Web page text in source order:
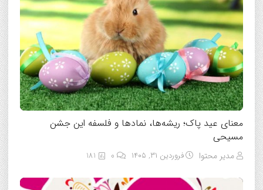
معنای عید پاک؛ ریشه‌ها، نمادها و فلسفه این جشن
مسیحی
مدیر محتوا فروردین ۳۱, ۱۴۰۵ 181